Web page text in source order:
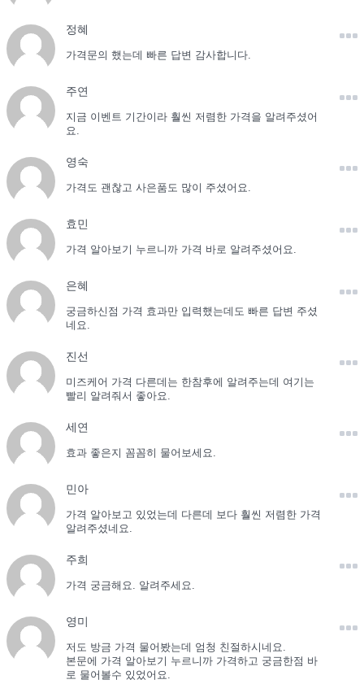
정혜
가격문의 했는데 빠른 답변 감사합니다.
주연
지금 이벤트 기간이라 훨씬 저렴한 가격을 알려주셨어
요.
영숙
가격도 괜찮고 사은품도 많이 주셨어요.
효민
가격 알아보기 누르니까 가격 바로 알려주셨어요.
은혜
궁금하신점 가격 효과만 입력했는데도 빠른 답변 주셨
네요.
진선
미즈케어 가격 다른데는 한참후에 알려주는데 여기는
빨리 알려줘서 좋아요.
세연
효과 좋은지 꼼꼼히 물어보세요.
민아
가격 알아보고 있었는데 다른데 보다 훨씬 저렴한 가격
알려주셨네요.
주희
가격 궁금해요. 알려주세요.
영미
저도 방금 가격 물어봤는데 엄청 친절하시네요.
본문에 가격 알아보기 누르니까 가격하고 궁금한점 바
로 물어볼수 있었어요.